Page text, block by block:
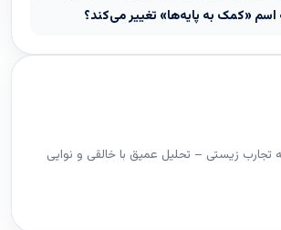
زیستی – تحلیل عمیق با خالقی و نوایی